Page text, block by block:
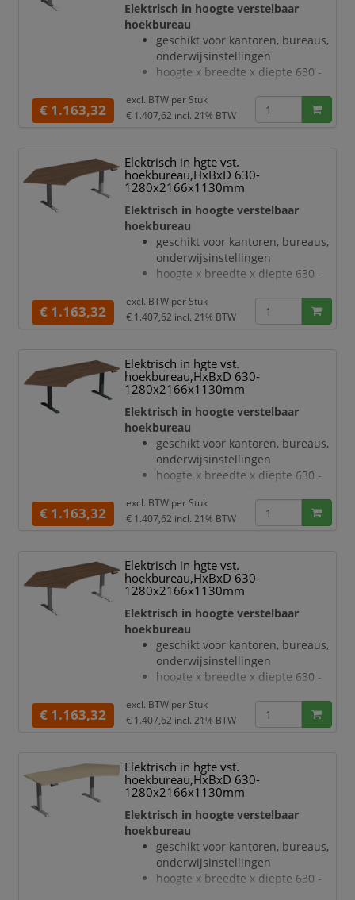
geluidsniveau van 42 dB
T-voetonderstel van staal met
slag- en krasvaste poedercoating
in antraciet
hoogteverstelling via 2
elektromotoren
Botsingbescherming
hefs
Elektrisch in hoogte verstelbaar
hoekbureau
geschikt voor kantoren, bureaus,
onderwijsinstellingen
hoogte x breedte x diepte 630 -
blad van hout met
onderhoudsvriendelijke
bladdikte 25 mm
draagvermogen 120 kg
geluidsniveau van 42 dB
T-voetonderstel van staal met
slag- en krasvaste poedercoating
in wit
hoogteverstelling via 2
elektromotoren
Botsingbescherming
hefsnelhei
€ 1.163,32
excl. BTW per Stuk
€ 1.407,62 incl. 21% BTW
Elektrisch in hgte vst.
hoekbureau,HxBxD 630-
1280x2166x1130mm
Elektrisch in hoogte verstelbaar
hoekbureau
geschikt voor kantoren, bureaus,
onderwijsinstellingen
hoogte x breedte x diepte 630 -
blad van hout met
onderhoudsvriendelijke
bladdikte 25 mm
draagvermogen 120 kg
geluidsniveau van 42 dB
T-voetonderstel van staal met
slag- en krasvaste poedercoating
in zilverkleurig
hoogteverstelling via 2
elektromotoren
Botsingbescherming
€ 1.163,32
excl. BTW per Stuk
€ 1.407,62 incl. 21% BTW
Elektrisch in hgte vst.
hoekbureau,HxBxD 630-
1280x2166x1130mm
Elektrisch in hoogte verstelbaar
hoekbureau
geschikt voor kantoren, bureaus,
onderwijsinstellingen
hoogte x breedte x diepte 630 -
blad van hout met
onderhoudsvriendelijke
bladdikte 25 mm
draagvermogen 120 kg
geluidsniveau van 42 dB
T-voetonderstel van staal met
slag- en krasvaste poedercoating
in antraciet
hoogteverstelling via 2
elektromotoren
Botsingbescherming
hefs
€ 1.163,32
excl. BTW per Stuk
€ 1.407,62 incl. 21% BTW
Elektrisch in hgte vst.
hoekbureau,HxBxD 630-
1280x2166x1130mm
Elektrisch in hoogte verstelbaar
hoekbureau
geschikt voor kantoren, bureaus,
onderwijsinstellingen
hoogte x breedte x diepte 630 -
blad van hout met
onderhoudsvriendelijke
bladdikte 25 mm
draagvermogen 120 kg
geluidsniveau van 42 dB
T-voetonderstel van staal met
slag- en krasvaste poedercoating
in wit
hoogteverstelling via 2
€ 1.163,32
excl. BTW per Stuk
€ 1.407,62 incl. 21% BTW
Elektrisch in hgte vst.
hoekbureau,HxBxD 630-
1280x2166x1130mm
Elektrisch in hoogte verstelbaar
hoekbureau
geschikt voor kantoren, bureaus,
onderwijsinstellingen
hoogte x breedte x diepte 630 -